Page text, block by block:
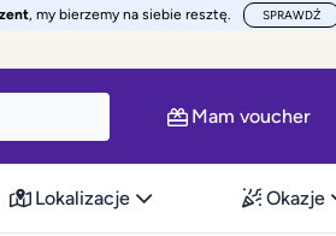
, my bierzemy na siebie resztę. SPRAWDŹ
Mam voucher
Lokalizacje Okazje